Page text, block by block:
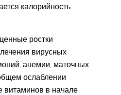
калорийность
ростки
вирусных
анемии, маточных
ослаблении
витаминов в начале